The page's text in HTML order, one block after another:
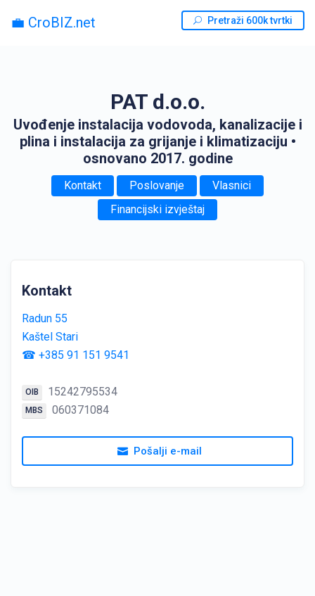
💼 CroBIZ.net Pretraži 600k tvrtki
PAT d.o.o.
Uvođenje instalacija vodovoda, kanalizacije i
plina i instalacija za grijanje i klimatizaciju •
osnovano 2017. godine
Kontakt Poslovanje
Vlasnici
Financijski izvještaj
Kontakt
Radun 55
Kaštel Stari
☎ +385 91 151 9541
OIB 15242795534
MBS 060371084
Pošalji e-mail